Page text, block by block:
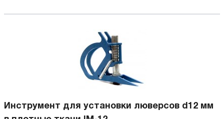
Инструмент для установки люверсов d12 мм